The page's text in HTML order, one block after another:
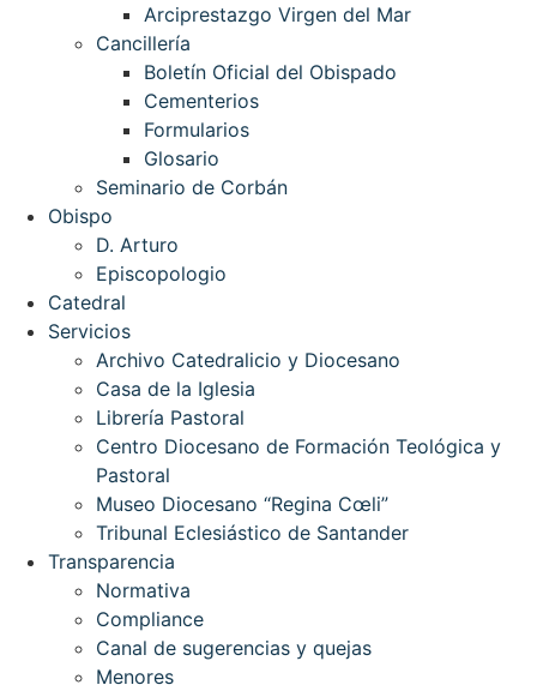
Arciprestazgo Virgen del Mar
Cancillería
Boletín Oficial del Obispado
Cementerios
Formularios
Glosario
Seminario de Corbán
Obispo
D. Arturo
Episcopologio
Catedral
Servicios
Archivo Catedralicio y Diocesano
Casa de la Iglesia
Librería Pastoral
Centro Diocesano de Formación Teológica y
Pastoral
Museo Diocesano “Regina Cœli”
Tribunal Eclesiástico de Santander
Transparencia
Normativa
Compliance
Canal de sugerencias y quejas
Menores